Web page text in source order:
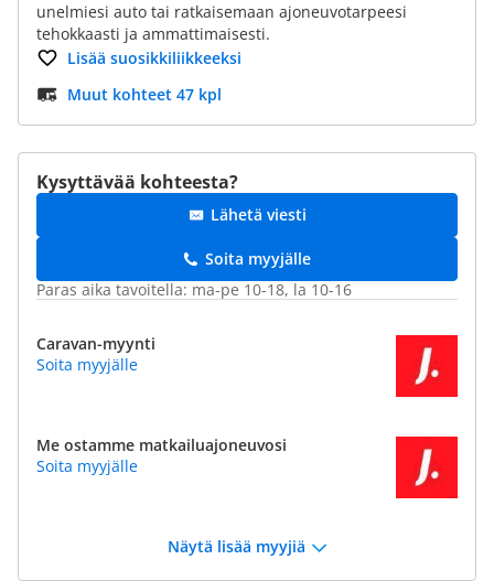
unelmiesi auto tai ratkaisemaan ajoneuvotarpeesi
tehokkaasti ja ammattimaisesti.
Lisää suosikkiliikkeeksi
Muut kohteet 47 kpl
Kysyttävää kohteesta?
Lähetä viesti
Soita myyjälle
Paras aika tavoitella: ma-pe 10-18, la 10-16
Caravan-myynti
Soita myyjälle
Me ostamme matkailuajoneuvosi
Soita myyjälle
Näytä lisää myyjiä